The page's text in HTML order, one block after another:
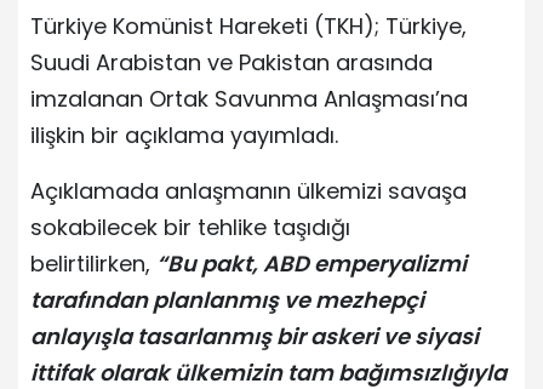
Türkiye Komünist Hareketi (TKH); Türkiye,
Suudi Arabistan ve Pakistan arasında
imzalanan Ortak Savunma Anlaşması’na
ilişkin bir açıklama yayımladı.
Açıklamada anlaşmanın ülkemizi savaşa
sokabilecek bir tehlike taşıdığı
belirtilirken, “Bu pakt, ABD emperyalizmi
tarafından planlanmış ve mezhepçi
anlayışla tasarlanmış bir askeri ve siyasi
ittifak olarak ülkemizin tam bağımsızlığıyla